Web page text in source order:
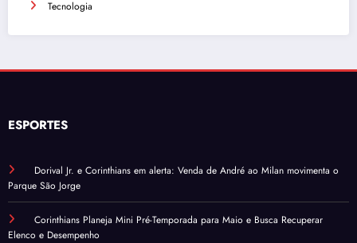
Tecnologia
ESPORTES
Dorival Jr. e Corinthians em alerta: Venda de André ao Milan movimenta o
Parque São Jorge
Corinthians Planeja Mini Pré-Temporada para Maio e Busca Recuperar
Elenco e Desempenho